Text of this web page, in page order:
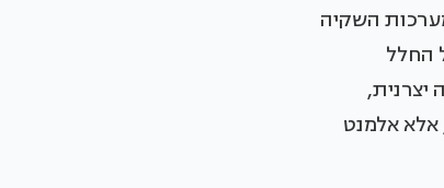
השקיה
החלל
יצרנית,
אלא אלמנט